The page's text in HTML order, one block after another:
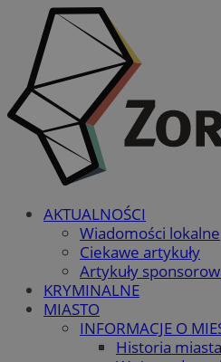
AKTUALNOŚCI
Wiadomości lokalne
Ciekawe artykuły
Artykuły
KRYMINALNE
MIASTO
INFORMACJE O
Historia miasta